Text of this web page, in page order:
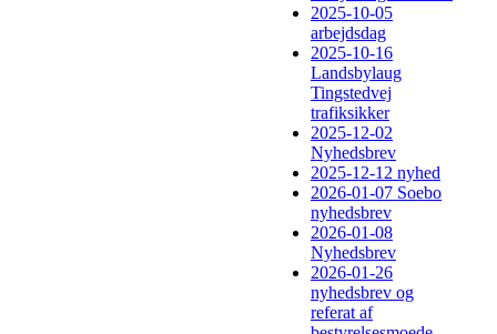
2025-10-05
arbejdsdag
2025-10-16
Landsbylaug
Tingstedvej
trafiksikker
2025-12-02
Nyhedsbrev
2025-12-12 nyhed
2026-01-07 Soebo
nyhedsbrev
2026-01-08
Nyhedsbrev
2026-01-26
nyhedsbrev og
referat af